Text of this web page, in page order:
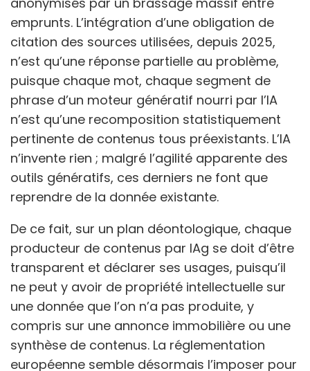
emprunts. L’intégration d’une obligation de
citation des sources utilisées, depuis 2025,
n’est qu’une réponse partielle au problème,
puisque chaque mot, chaque segment de
phrase d’un moteur génératif nourri par l’IA
n’est qu’une recomposition statistiquement
pertinente de contenus tous préexistants. L’IA
n’invente rien ; malgré l’agilité apparente des
outils génératifs, ces derniers ne font que
reprendre de la donnée existante.
De ce fait, sur un plan déontologique, chaque
producteur de contenus par IAg se doit d’être
transparent et déclarer ses usages, puisqu’il
ne peut y avoir de propriété intellectuelle sur
une donnée que l’on n’a pas produite, y
compris sur une annonce immobilière ou une
synthèse de contenus. La réglementation
européenne semble désormais l’imposer pour